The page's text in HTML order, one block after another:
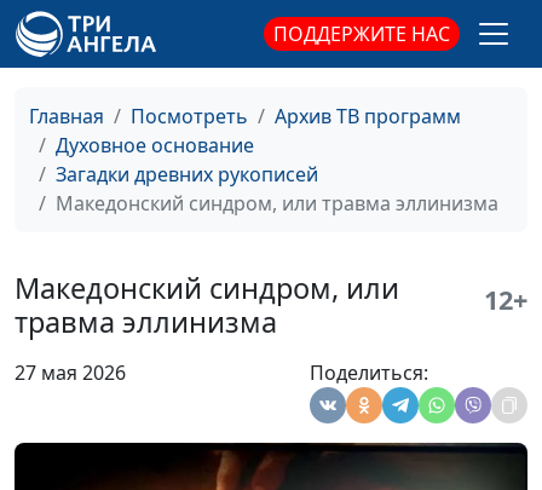
ПОДДЕРЖИТЕ НАС
Главная Посмотреть
Архив ТВ программ
Духовное основание
Загадки древних рукописей
Македонский синдром, или травма эллинизма
Македонский синдром, или
травма эллинизма
12+
27 мая 2026 Поделиться:
Библия Василия
Кореня
священнослужитель,
историк, богослов,
священнослужитель,
филолог, литературовед
Книга, которая все
изменила: Евангелие
священнослужитель,
Александр Богданенков,
священнослужитель,
филолог, литературовед
Четвероевангелие
Олег Габрусевич,
священнослужитель,
историк, богослов,
Александр Богданенков,
#160